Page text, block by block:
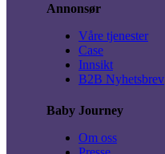
Annonsør
Våre tjenester
Case
Innsikt
B2B Nyhetsbrev
Baby Journey
Om oss